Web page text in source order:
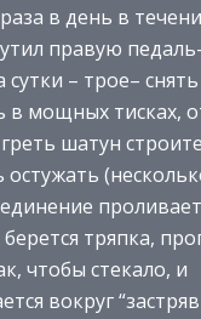
в день в
правую
сутки – трое–
в мощных тисках,
шатун
тряпка,
чтобы стекало, и
вокруг